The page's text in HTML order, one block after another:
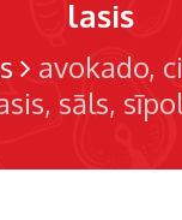
lasis
avokado
sāls